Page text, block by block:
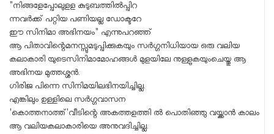
"നിങ്ങളേപ്പോലുളള കുടുബത്തിൽപ്പിറ
ന്നവർക്ക് പറ്റിയ പണിയല്ല ഡോക്ടറേ
ഈ സിനിമാ അഭിനയം" എന്നുപറഞ്ഞ്
ആ പിതാവിന്റെമനസ്സുമടുപ്പിക്കുകയും സർഗ്ഗനിധിയായ ഒരു വലിയ
കലാകാരി യുടെസിനിമാമോഹങ്ങൾ മുളയിലേ നുള്ളുകയുംചെയ്തു ആ
അഭിനയ മുത്തശ്ശൻ.
ഗിരിജ പിന്നെ സിനിമയിലഭിനയിച്ചില്ല.
എങ്കിലും ഉള്ളിലെ സർഗ്ഗവാസന
'കൊത്തനാത്ത്'വീടിന്റെ അകത്തളത്തി ൽ പൊതിഞ്ഞു വയ്ക്കാൻ കാലം
ആ വലിയകലാകാരിയെ അനുവദിച്ചില്ല.